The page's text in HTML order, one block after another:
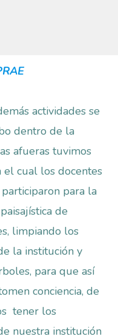
actividades se
dentro de la
afueras tuvimos
el cual los docentes
para la
de
limpiando los
la institución y
para que así
conciencia, de
tener los
nuestra institución